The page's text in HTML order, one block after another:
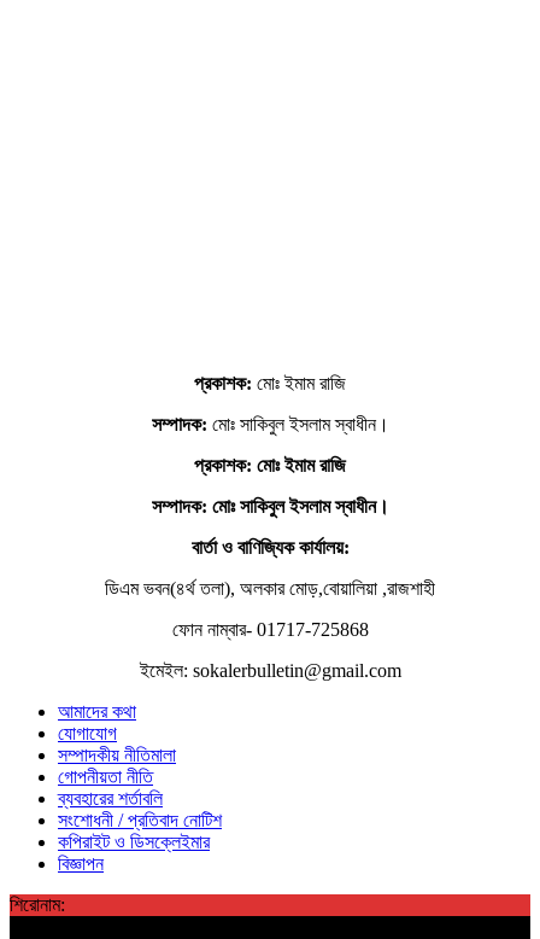
প্রকাশক: মোঃ ইমাম রাজি
সম্পাদক: মোঃ সাকিবুল ইসলাম স্বাধীন।
প্রকাশক: মোঃ ইমাম রাজি
সম্পাদক: মোঃ সাকিবুল ইসলাম স্বাধীন।
বার্তা ও বাণিজ্যিক কার্যালয়:
ডিএম ভবন(৪র্থ তলা), অলকার মোড়,বোয়ালিয়া ,রাজশাহী
ফোন নাম্বার- 01717-725868
ইমেইল: sokalerbulletin@gmail.com
আমাদের কথা
যোগাযোগ
সম্পাদকীয় নীতিমালা
গোপনীয়তা নীতি
ব্যবহারের শর্তাবলি
সংশোধনী / প্রতিবাদ নোটিশ
কপিরাইট ও ডিসক্লেইমার
বিজ্ঞাপন
শিরোনাম: